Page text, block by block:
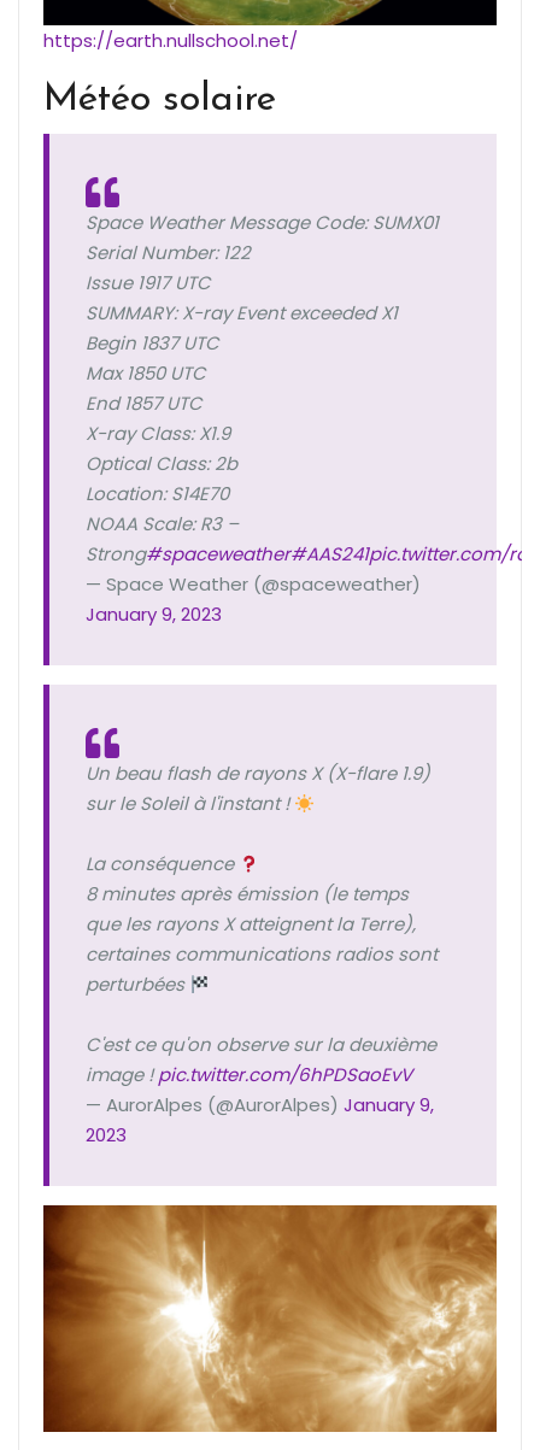
https://earth.nullschool.net/
Météo solaire
Space Weather Message Code: SUMX01
Serial Number: 122
Issue 1917 UTC
SUMMARY: X-ray Event exceeded X1
Begin 1837 UTC
Max 1850 UTC
End 1857 UTC
X-ray Class: X1.9
Optical Class: 2b
Location: S14E70
NOAA Scale: R3 –
Strong#spaceweather#AAS241pic.twitter.com/
— Space Weather (@spaceweather)
January 9, 2023
Un beau flash de rayons X (X-flare 1.9)
sur le Soleil à l'instant !
La conséquence
8 minutes après émission (le temps
que les rayons X atteignent la Terre),
certaines communications radios sont
perturbées
C'est ce qu'on observe sur la deuxième
image !pic.twitter.com/6hPDSaoEvV
— AurorAlpes (@AurorAlpes) January 9,
2023